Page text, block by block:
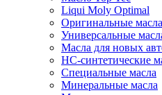
Liqui Moly Optimal
Оригинальные масла
Универсальные
Масла для новых
HC-синтетические
Специальные масла
Минеральные масла